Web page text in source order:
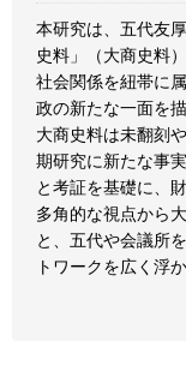
本研究は、五代友
史料」（大商史料
社会関係を紐帯に
政の新たな一面を
大商史料は未翻刻
期研究に新たな事
と考証を基礎に、
多角的な視点から
と、五代や会議所
トワークを広く浮